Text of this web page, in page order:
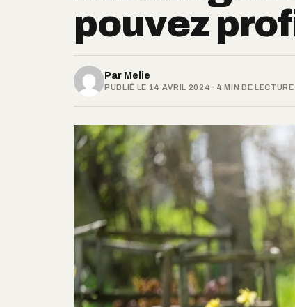
pouvez
Par Melie
PUBLIÉ LE 14 AVRIL 2024 · 4 MIN DE LECTURE